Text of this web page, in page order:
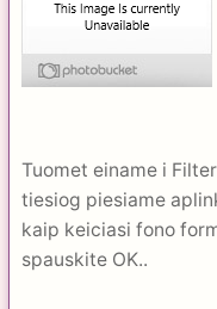
Tuomet einame i
tiesiog piesiame
kaip keiciasi fono
spauskite OK..